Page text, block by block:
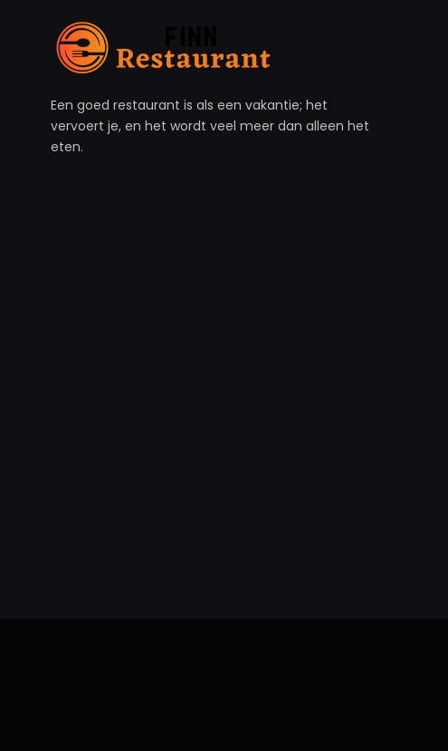
Een goed restaurant is als een vakantie; het
vervoert je, en het wordt veel meer dan alleen het
eten.